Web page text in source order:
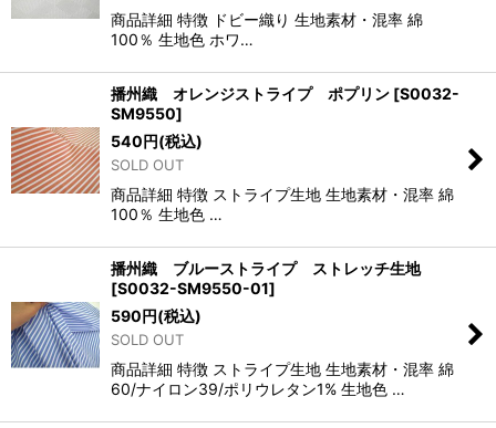
商品詳細 特徴 ドビー織り 生地素材・混率 綿
100％ 生地色 ホワ…
播州織 オレンジストライプ ポプリン [S0032-
SM9550]
540円(税込)
SOLD OUT
商品詳細 特徴 ストライプ生地 生地素材・混率 綿
100％ 生地色 …
播州織 ブルーストライプ ストレッチ生地
[S0032-SM9550-01]
590円(税込)
SOLD OUT
商品詳細 特徴 ストライプ生地 生地素材・混率 綿
60/ナイロン39/ポリウレタン1% 生地色 …